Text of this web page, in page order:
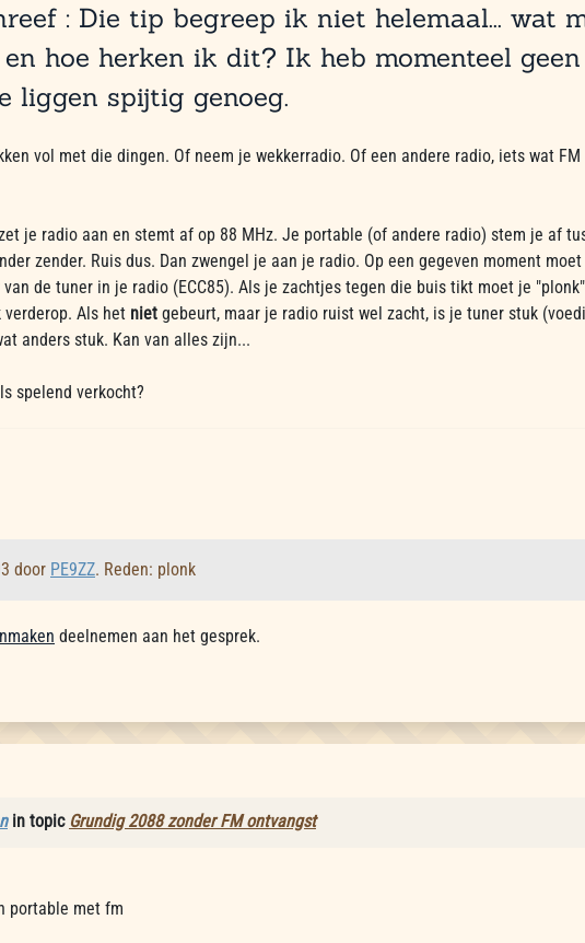
: Die tip begreep ik niet helemaal... wat
hoe herken ik dit? Ik heb momenteel
liggen spijtig genoeg.
vol met die dingen. Of neem je wekkerradio. Of een andere radio, iets wat
je radio aan en stemt af op 88 MHz. Je portable (of andere radio) stem je af
zender. Ruis dus. Dan zwengel je aan je radio. Op een gegeven moment
de tuner in je radio (ECC85). Als je zachtjes tegen die buis tikt moet je
Als het niet gebeurt, maar je radio ruist wel zacht, is je tuner stuk
anders stuk. Kan van alles zijn...
spelend verkocht?
door PE9ZZ. Reden: plonk
deelnemen aan het gesprek.
in topic Grundig 2088 zonder FM ontvangst
portable met fm